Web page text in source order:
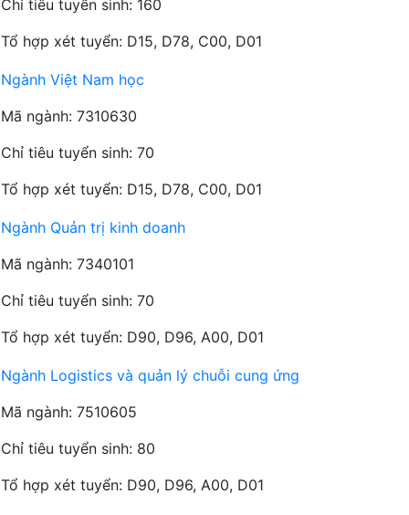
Chỉ tiêu tuyển sinh: 160
Tổ hợp xét tuyển: D15, D78, C00, D01
Ngành Việt Nam học
Mã ngành: 7310630
Chỉ tiêu tuyển sinh: 70
Tổ hợp xét tuyển: D15, D78, C00, D01
Ngành Quản trị kinh doanh
Mã ngành: 7340101
Chỉ tiêu tuyển sinh: 70
Tổ hợp xét tuyển: D90, D96, A00, D01
Ngành Logistics và quản lý chuỗi cung ứng
Mã ngành: 7510605
Chỉ tiêu tuyển sinh: 80
Tổ hợp xét tuyển: D90, D96, A00, D01